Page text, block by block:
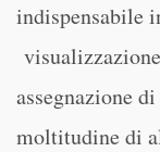
indispensabile
assegnazione
moltitudine di